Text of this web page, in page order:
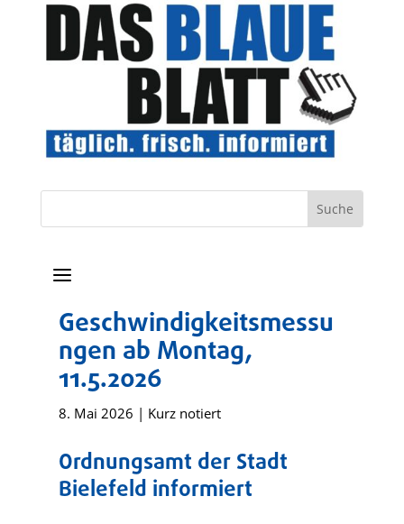
a
Geschwindigkeitsmessu
ngen ab Montag,
11.5.2026
8. Mai 2026 | Kurz notiert
Ordnungsamt der Stadt
Bielefeld informiert